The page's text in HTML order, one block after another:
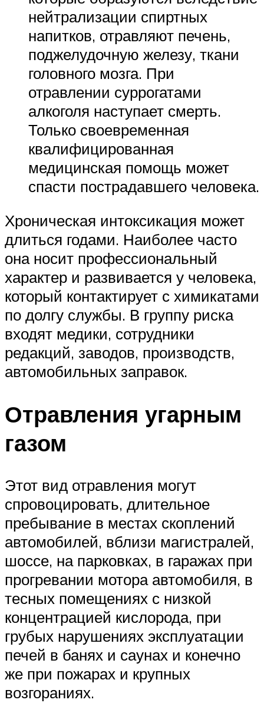
нейтрализации спиртных
напитков, отравляют печень,
поджелудочную железу, ткани
головного мозга. При
отравлении суррогатами
алкоголя наступает смерть.
Только своевременная
квалифицированная
медицинская помощь может
спасти пострадавшего человека.
Хроническая интоксикация может
длиться годами. Наиболее часто
она носит профессиональный
характер и развивается у человека,
который контактирует с химикатами
по долгу службы. В группу риска
входят медики, сотрудники
редакций, заводов, производств,
автомобильных заправок.
Отравления угарным
газом
Этот вид отравления могут
спровоцировать, длительное
пребывание в местах скоплений
автомобилей, вблизи магистралей,
шоссе, на парковках, в гаражах при
прогревании мотора автомобиля, в
тесных помещениях с низкой
концентрацией кислорода, при
грубых нарушениях эксплуатации
печей в банях и саунах и конечно
же при пожарах и крупных
возгораниях.